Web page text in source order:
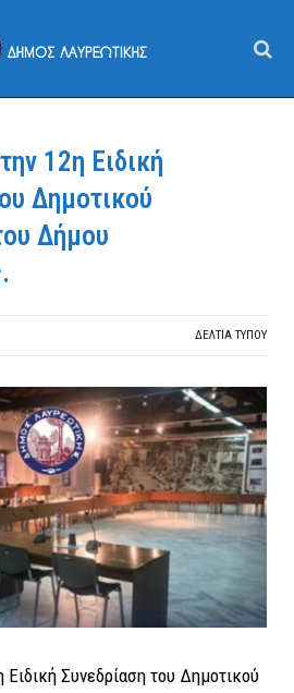
12η Ειδική
Δημοτικού
Δήμου
ΔΕΛΤΙΑ ΤΥΠΟΥ